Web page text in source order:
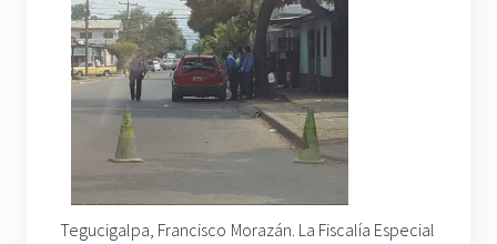
Tegucigalpa, Francisco Morazán. La Fiscalía Especial